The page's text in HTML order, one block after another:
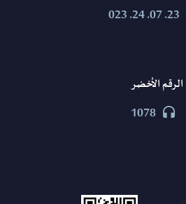
23. 07. 24. 023
الرقم الأخضر


1078